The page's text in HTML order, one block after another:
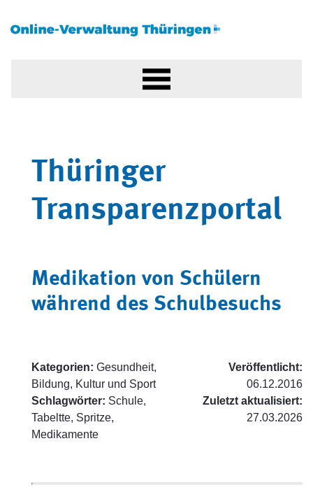
Thüringer
Transparenzportal
Medikation von Schülern
während des Schulbesuchs
Kategorien: Gesundheit,
Bildung, Kultur und Sport
Schlagwörter: Schule,
Tabeltte, Spritze,
Medikamente
Veröffentlicht:
06.12.2016
Zuletzt aktualisiert:
27.03.2026